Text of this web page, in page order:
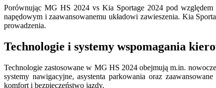
Porównując MG HS 2024 vs Kia Sportage 2024 pod względem
napędowym i zaawansowanemu układowi zawieszenia. Kia
prowadzenia.
Technologie i systemy wspomagania
Technologie zastosowane w MG HS 2024 obejmują m.in.
systemy nawigacyjne, asystenta parkowania oraz
komfort i bezpieczeństwo jazdy.